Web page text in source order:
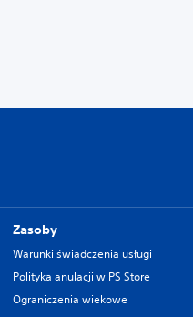
Zasoby
Warunki świadczenia usługi
Polityka anulacji w PS Store
Ograniczenia wiekowe